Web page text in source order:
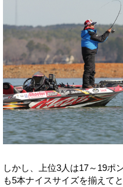
しかし、上位3人は17～19ポ
も5本ナイスサイズを揃えて